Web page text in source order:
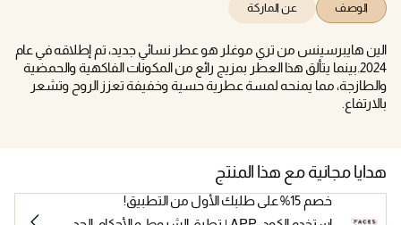
الوصف عن الماركة
الين هايبرسينس من تري موغلر هو عطر نسائي جديد، تم إطلاقه في عام
2024.بينما يتألق هذا العطر بمزيج رائع من المكونات الفاكهية والحمضية
والطازجة، مما يمنحه لمسة عطرية حسية وخفيفة تعزز الروح وتشعر
بالارتفاع.
هدايا مجانية مع هذا المنتج
خصم 15% على طلبك الأول من التطبيق!